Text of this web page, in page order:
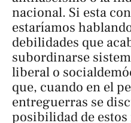
nacional. Si esta
estaríamos
debilidades que
subordinarse
liberal o
que, cuando en el
entreguerras se
posibilidad de